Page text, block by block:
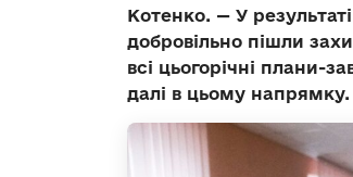
Котенко. — У
добровільно пішли
всі цьогорічні плани-
далі в цьому напрямку.